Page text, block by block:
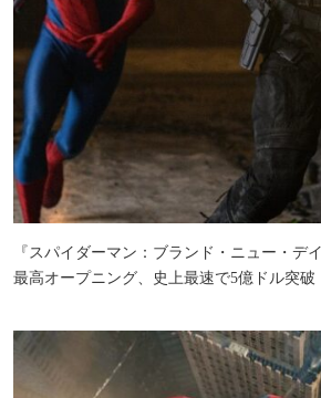
『スパイダーマン：ブランド・ニュー・デ
最高オープニング、史上最速で5億ドル突破